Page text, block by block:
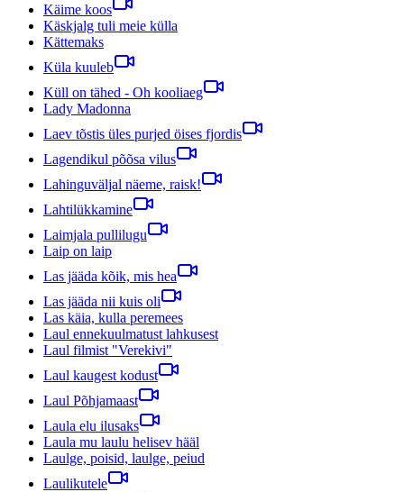
Käime koos
Käskjalg tuli meie külla
Kättemaks
Küla kuuleb
Küll on tähed - Oh kooliaeg
Lady Madonna
Laev tõstis üles purjed öises fjordis
Lagendikul põõsa vilus
Lahinguväljal näeme, raisk!
Lahtilükkamine
Laimjala pullilugu
Laip on laip
Las jääda kõik, mis hea
Las jääda nii kuis oli
Las käia, kulla peremees
Laul ennekuulmatust lahkusest
Laul filmist "Verekivi"
Laul kaugest kodust
Laul Põhjamaast
Laula elu ilusaks
Laula mu laulu helisev hääl
Laulge, poisid, laulge, peiud
Laulikutele